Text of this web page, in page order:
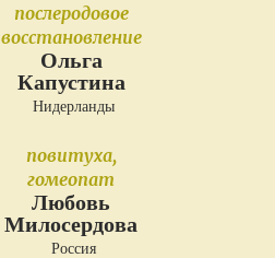
послеродовое
восстановление
Ольга
Капустина
Нидерланды
повитуха,
гомеопат
Любовь
Милосердова
Россия